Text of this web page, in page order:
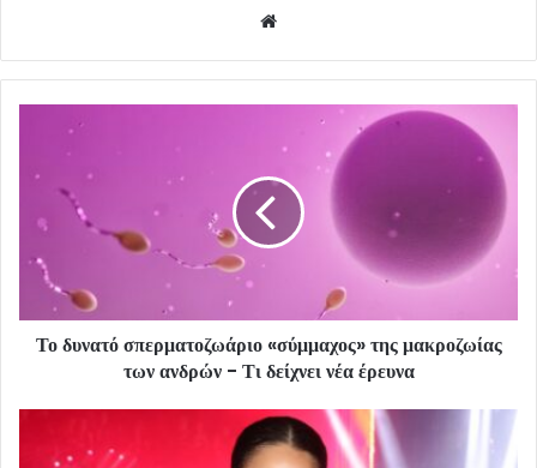
Το δυνατό σπερματοζωάριο «σύμμαχος» της μακροζωίας
των ανδρών - Τι δείχνει νέα έρευνα